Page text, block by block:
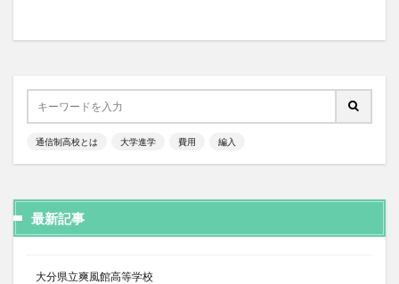
通信制高校とは 大学進学 費用 編入
最新記事
大分県立爽風館高等学校